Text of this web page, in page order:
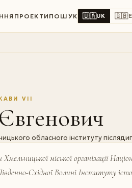
ПРОЕКТИ ПОШУК 🇺🇦UK 🇬🇧
VII
обласного інституту
міської організації
Східної Волині Інституту